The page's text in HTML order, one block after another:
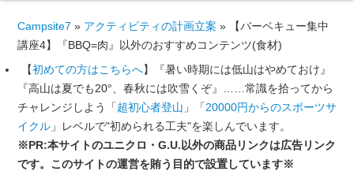
Campsite7 » アクティビティの計画立案 » 【バーベキュー集中
講座4】『BBQ=肉』以外のおすすめコンテンツ(食材)
【初めての方はこちらへ】『暑い時期には低山はやめておけ』
『高山は夏でも20°、春秋には吹雪くぞ』……常識を拾ってから
チャレンジしよう「超初心者登山 」「20000円からのスポーツサ
イクル」レベルで"初められる工夫"を楽しんでいます。
※PR:本サイトのユニクロ・G.U.以外の商品リンクは広告リンク
です。このサイトの運営を賄う目的で設置しています※